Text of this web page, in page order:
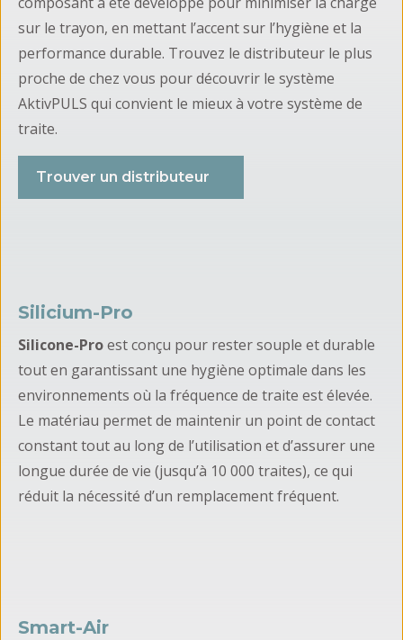
sur le trayon, en mettant l’accent sur l’hygiène et la
performance durable. Trouvez le distributeur le plus
proche de chez vous pour découvrir le système
AktivPULS qui convient le mieux à votre système de
traite.
Trouver un distributeur
Silicium-Pro
Silicone-Proest conçu pour rester souple et durable
tout en garantissant une hygiène optimale dans les
environnements où la fréquence de traite est élevée.
Le matériau permet de maintenir un point de contact
constant tout au long de l’utilisation et d’assurer une
longue durée de vie (jusqu’à 10 000 traites), ce qui
réduit la nécessité d’un remplacement fréquent.
Smart-Air